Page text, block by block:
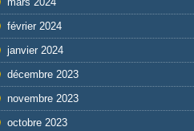
février 2024
janvier 2024
décembre 2023
novembre 2023
octobre 2023